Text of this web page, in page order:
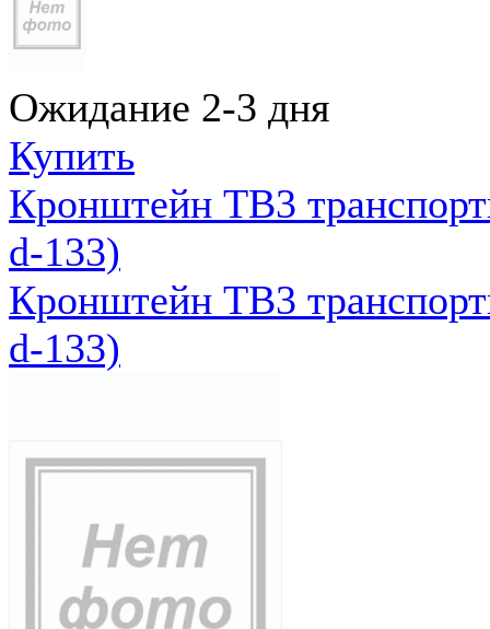
Ожидание 2-3 дня
Купить
Кронштейн ТВ3
d-133)
Кронштейн ТВ3
d-133)